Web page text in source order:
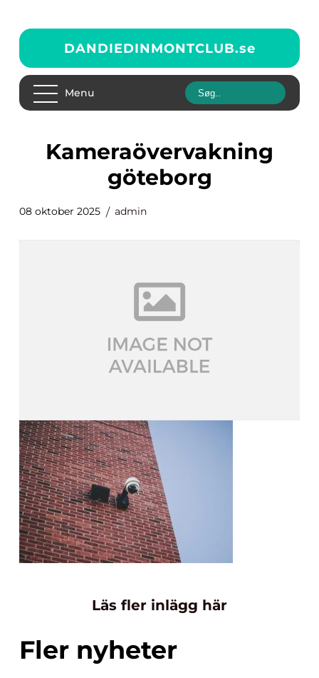
DANDIEDINMONTCLUB.se
Menu
Kameraövervakning
göteborg
08 oktober 2025 admin
Läs fler inlägg här
Fler nyheter